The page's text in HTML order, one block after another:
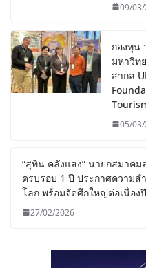
09/
กองทุน
มหาวิท
สากล
05/
“สุทิน คลังแสง” นายกสมาค
ครบรอบ 1 ปี ประกาศความส
โลก พร้อมจัดศึกใหญ่ต่อเนื่อง
27/02/2026